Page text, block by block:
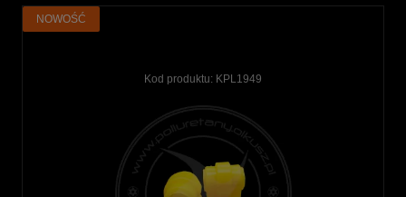
Kod produktu: KPL1949
NOWOŚĆ